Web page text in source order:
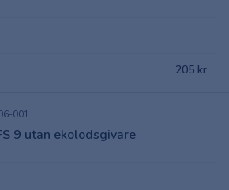
205 kr
001
9 utan ekolodsgivare